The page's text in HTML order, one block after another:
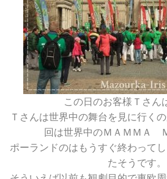
この日のお客様Ｔさん
Ｔさんは世界中の舞台を見に行く
回は世界中のＭＡＭＭＡ
ポーランドのはもうすぐ終わって
たそうです。